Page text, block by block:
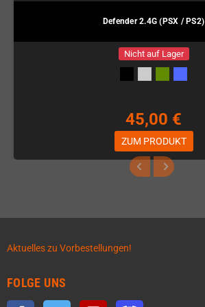
Defender 2.4G (PSX / PS2)
Nicht auf Lager
45,00 €
ZUM PRODUKT
Aktuelles zu Vorbestellungen!
FOLGE UNS